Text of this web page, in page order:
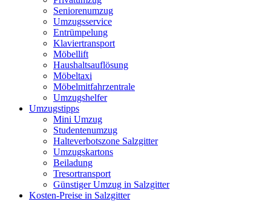
Seniorenumzug
Umzugsservice
Entrümpelung
Klaviertransport
Möbellift
Haushaltsauflösung
Möbeltaxi
Möbelmitfahrzentrale
Umzugshelfer
Umzugstipps
Mini Umzug
Studentenumzug
Halteverbotszone Salzgitter
Umzugskartons
Beiladung
Tresortransport
Günstiger Umzug in Salzgitter
Kosten-Preise in Salzgitter